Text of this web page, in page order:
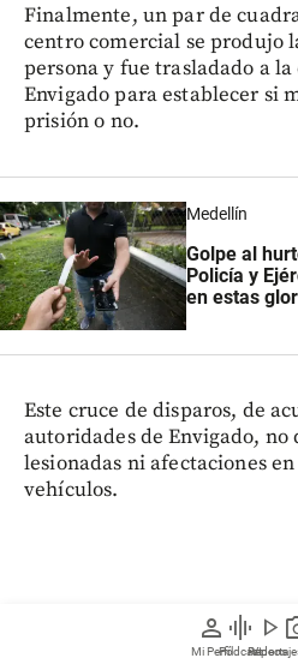
person
Mi Perfil
graphic_eq
Pódcast
play_arrow
Videos
Finalmente, un par de
centro comercial se produjo
persona y fue trasladado a
Envigado para establecer si
prisión o no.
Medellín
Golpe al
Policía y
en estas
Este cruce de disparos, de
autoridades de Envigado, no
lesionadas ni afectaciones
vehículos.